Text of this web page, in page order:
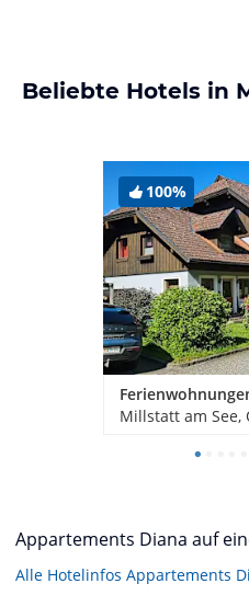
Beliebte Hotels in
100%
Millstatt am See,
Appartements Diana auf
Alle Hotelinfos Appartements